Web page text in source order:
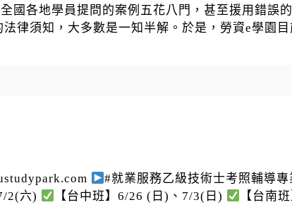
國各地學員提問的案例五花八門，甚至援用錯誤
律須知，大多數是一知半解。於是，勞資e學園
#就業服務乙級技術士考照輔導專
2(六) 【台中班】6/26 (日)、7/3(日)
【台南